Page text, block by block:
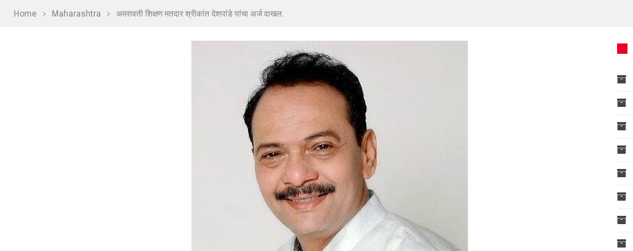
Home Maharashtra अमरावती शिक्षण मतदार श्रीकांत देशपांडे यांचा अर्ज दाखल.